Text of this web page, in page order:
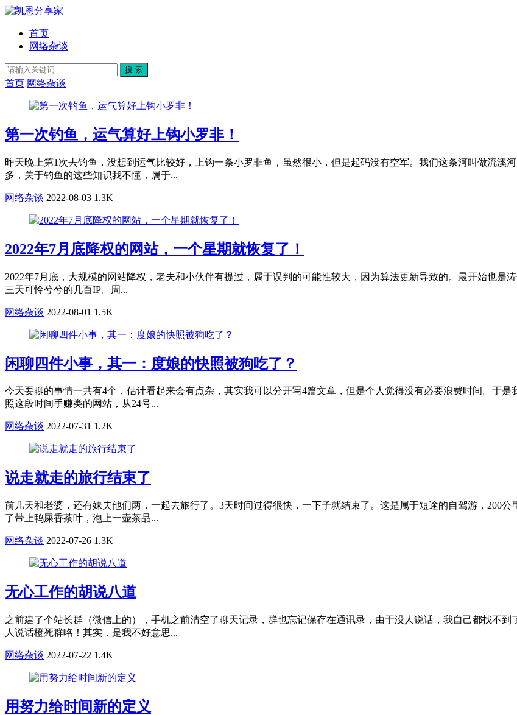
首页
网络杂谈
搜 索
首页 网络杂谈
第一次钓鱼，运气算好上钩小罗非！
昨天晚上第1次去钓鱼，没想到运气比较好，上钩一条小罗非鱼，虽然很小，但是起码没有空军。我们这条河叫做流溪
多，关于钓鱼的这些知识我不懂，属于...
网络杂谈 2022-08-03 1.3K
2022年7月底降权的网站，一个星期就恢复了！
2022年7月底，大规模的网站降权，老夫和小伙伴有提过，属于误判的可能性较大，因为算法更新导致的。最开始也是
三天可怜兮兮的几百IP。周...
网络杂谈 2022-08-01 1.5K
闲聊四件小事，其一：度娘的快照被狗吃了？
今天要聊的事情一共有4个，估计看起来会有点杂，其实我可以分开写4篇文章，但是个人觉得没有必要浪费时间。于
照这段时间手赚类的网站，从24号...
网络杂谈 2022-07-31 1.2K
说走就走的旅行结束了
前几天和老婆，还有妹夫他们两，一起去旅行了。3天时间过得很快，一下子就结束了。这是属于短途的自驾游，200
了带上鸭屎香茶叶，泡上一壶茶品...
网络杂谈 2022-07-26 1.3K
无心工作的胡说八道
之前建了个站长群（微信上的），手机之前清空了聊天记录，群也忘记保存在通讯录，由于没人说话，我自己都找不
人说话橙死群咯！其实，是我不好意思...
网络杂谈 2022-07-22 1.4K
用努力给时间新的定义